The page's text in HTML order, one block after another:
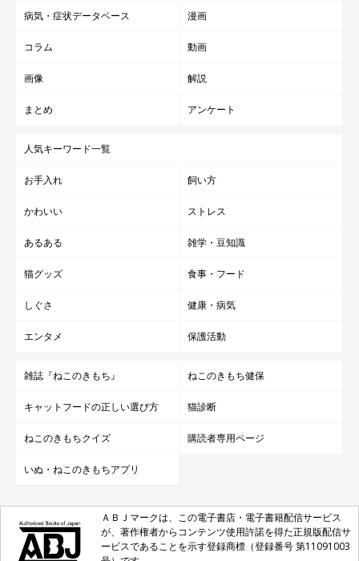
病気・症状データベース 漫画
コラム 動画
画像 解説
まとめ アンケート
人気キーワード一覧
お手入れ 飼い方
かわいい ストレス
あるある 雑学・豆知識
猫グッズ 食事・フード
しぐさ 健康・病気
エンタメ 保護活動
雑誌『ねこのきもち』 ねこのきもち健保
キャットフードの正しい選び方 猫診断
ねこのきもちクイズ 購読者専用ページ
いぬ・ねこのきもちアプリ
ＡＢＪマークは、この電子書店・電子書籍配信サービス
が、著作権者からコンテンツ使用許諾を得た正規版配信サ
ービスであることを示す登録商標（登録番号 第11091003